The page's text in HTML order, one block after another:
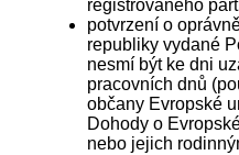
registrovaného
potvrzení o
republiky vydané
nesmí být ke dni
pracovních dnů
občany Evropské
Dohody o
nebo jejich